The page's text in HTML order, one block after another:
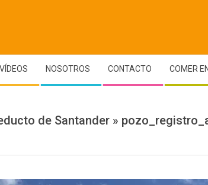
VÍDEOS NOSOTROS CONTACTO COMER
de Santander »